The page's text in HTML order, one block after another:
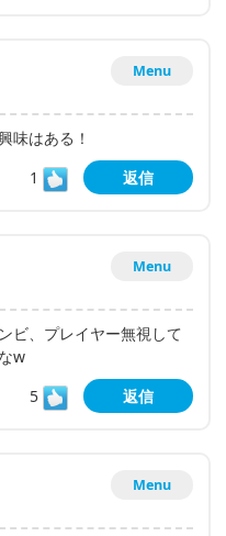
Menu
味はある！
1
返信
Menu
ビ、プレイヤー無視して
w
5
返信
Menu